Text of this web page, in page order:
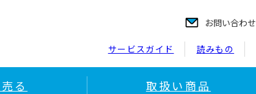
お問い合わせ
サービスガイド 読みもの
る 取扱い商品